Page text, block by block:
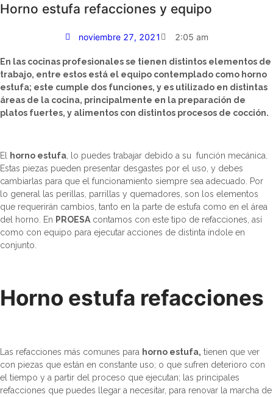
Horno estufa refacciones y equipo
noviembre 27, 2021 2:05 am
En las cocinas profesionales se tienen distintos elementos de
trabajo, entre estos está el equipo contemplado como horno
estufa; este cumple dos funciones, y es utilizado en distintas
áreas de la cocina, principalmente en la preparación de
platos fuertes, y alimentos con distintos procesos de cocción.
El horno estufa , lo puedes trabajar debido a su función mecánica.
Estas piezas pueden presentar desgastes por el uso, y debes
cambiarlas para que el funcionamiento siempre sea adecuado. Por
lo general las perillas, parrillas y quemadores, son los elementos
que requerirán cambios, tanto en la parte de estufa como en el área
del horno. En PROESA contamos con este tipo de refacciones, así
como con equipo para ejecutar acciones de distinta índole en
conjunto.
Horno estufa refacciones
Las refacciones más comunes para horno estufa, tienen que ver
con piezas que están en constante uso; o que sufren deterioro con
el tiempo y a partir del proceso que ejecutan; las principales
refacciones que puedes llegar a necesitar, para renovar la marcha de